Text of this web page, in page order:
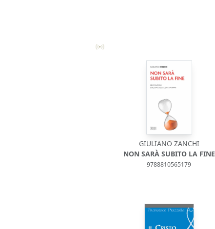
GIULIANO ZANCHI
NON SARÀ SUBITO LA FINE
9788810565179